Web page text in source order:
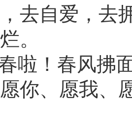
去自爱，去
。
啦！春风拂
你、愿我、